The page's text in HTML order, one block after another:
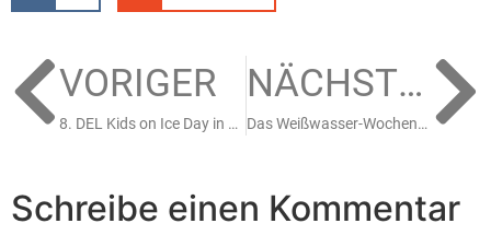
VORIGER
8. DEL Kids on Ice Day in Krefeld
NÄCHSTER
Das Weißwasser-Wochenende – DNL zuhause und U17 in der Lausitz gegen die Füchse, U13 fährt zum Turnier nach Schwenningen
Schreibe einen Kommentar